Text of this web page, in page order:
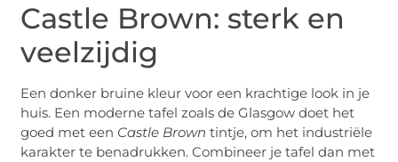
Castle Brown: sterk en
veelzijdig
Een donker bruine kleur voor een krachtige look in je
huis. Een moderne tafel zoals de Glasgow doet het
goed met een Castle Brown tintje, om het industriële
karakter te benadrukken. Combineer je tafel dan met